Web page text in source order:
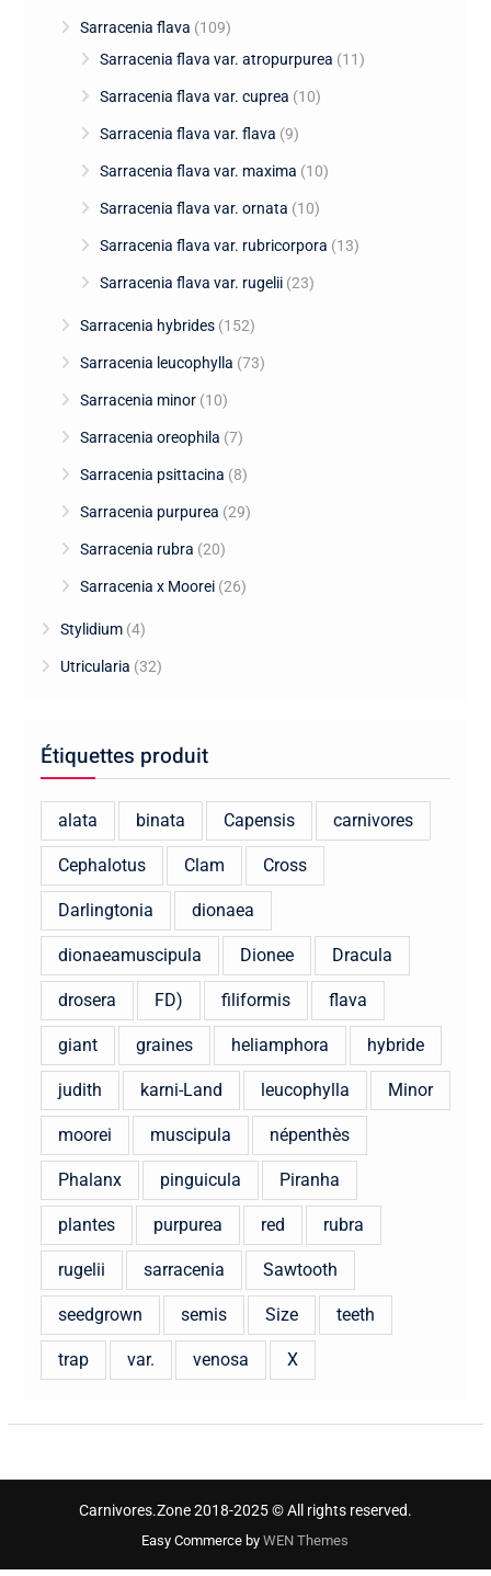
Sarracenia flava (109)
Sarracenia flava var. atropurpurea (11)
Sarracenia flava var. cuprea (10)
Sarracenia flava var. flava (9)
Sarracenia flava var. maxima (10)
Sarracenia flava var. ornata (10)
Sarracenia flava var. rubricorpora (13)
Sarracenia flava var. rugelii (23)
Sarracenia hybrides (152)
Sarracenia leucophylla (73)
Sarracenia minor (10)
Sarracenia oreophila (7)
Sarracenia psittacina (8)
Sarracenia purpurea (29)
Sarracenia rubra (20)
Sarracenia x Moorei (26)
Stylidium (4)
Utricularia (32)
Étiquettes produit
alata binata Capensis carnivores
Cephalotus Clam Cross
Darlingtonia dionaea
dionaeamuscipula Dionee Dracula
drosera FD) filiformis flava
giant graines heliamphora hybride
judith karni-Land leucophylla Minor
moorei muscipula népenthès
Phalanx pinguicula Piranha
plantes purpurea red rubra
rugelii sarracenia Sawtooth
seedgrown semis Size teeth
trap var. venosa X
Carnivores.Zone 2018-2025 © All rights reserved.
Easy Commerce byWEN Themes